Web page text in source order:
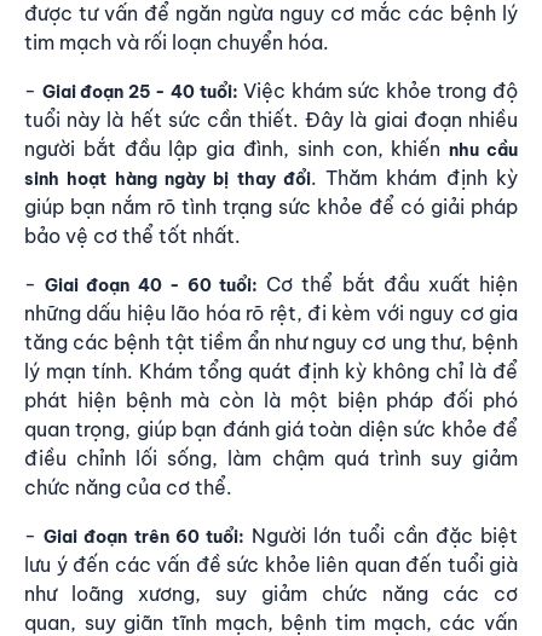
được tư vấn để ngăn ngừa nguy cơ mắc các bệnh lý
tim mạch và rối loạn chuyển hóa.
- Giai đoạn 25 - 40 tuổi: Việc khám sức khỏe trong độ
tuổi này là hết sức cần thiết. Đây là giai đoạn nhiều
người bắt đầu lập gia đình, sinh con, khiếnnhu cầu
sinh hoạt hàng ngày bị thay đổi. Thăm khám định kỳ
giúp bạn nắm rõ tình trạng sức khỏe để có giải pháp
bảo vệ cơ thể tốt nhất.
-Giai đoạn 40- 60 tuổi: Cơ thể bắt đầu xuất hiện
những dấu hiệu lão hóa rõ rệt, đi kèm với nguy cơ gia
tăng các bệnh tật tiềm ẩn như nguy cơ ung thư, bệnh
lý mạn tính. Khám tổng quát định kỳ không chỉ là để
phát hiện bệnh mà còn là một biện pháp đối phó
quan trọng, giúp bạn đánh giá toàn diện sức khỏe để
điều chỉnh lối sống, làm chậm quá trình suy giảm
chức năng của cơ thể.
-Giai đoạn trên 60 tuổi: Người lớn tuổi cần đặc biệt
lưu ý đến các vấn đề sức khỏe liên quan đến tuổi già
như loãng xương, suy giảm chức năng các cơ
quan, suy giãn tĩnh mạch, bệnh tim mạch, các vấn